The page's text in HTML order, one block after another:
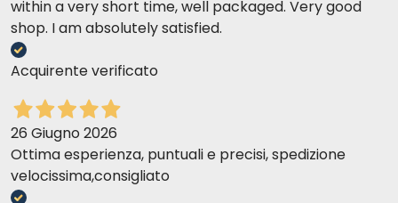
within a very short time, well packaged. Very good
shop. I am absolutely satisfied.
Acquirente verificato
26 Giugno 2026
Ottima esperienza, puntuali e precisi, spedizione
velocissima,consigliato